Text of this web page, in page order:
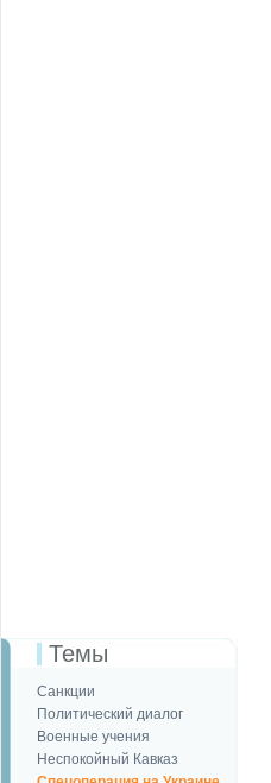
Темы
Санкции
Политический диалог
Военные учения
Неспокойный Кавказ